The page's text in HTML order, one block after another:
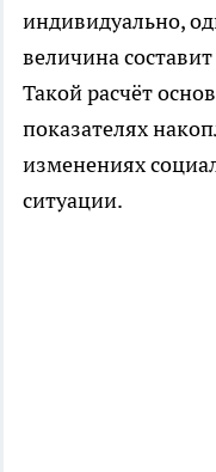
индивидуально,
величина
Такой расчёт
показателях
изменениях
ситуации.